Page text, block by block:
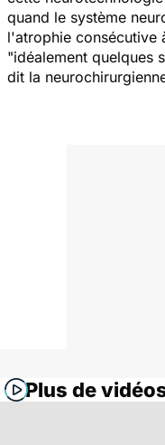
quand le système
l'atrophie consécutive
"idéalement quelques
dit la
Plus de